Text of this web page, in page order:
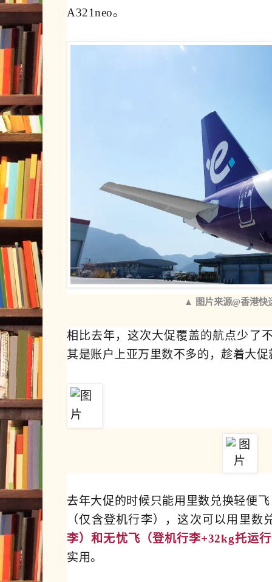
A321neo。
▲ 图片来源@香港快
相比去年，这次大促覆盖的航点少了
其是账户上亚万里数不多的，趁着大
去年大促的时候只能用里数兑换轻便
（仅含登机行李），这次可以用里数
李）和无忧飞（登机行李+32kg托运
实用。